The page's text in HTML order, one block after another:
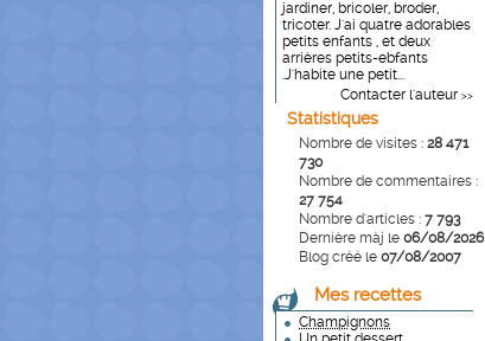
jardiner, bricoler, broder,
tricoter. J'ai quatre adorables
petits enfants , et deux
arrières petits-ebfants
.J'habite une petit...
Contacter l'auteur >>
Statistiques
Nombre de visites : 28 471
730
Nombre de commentaires :
27 754
Nombre d'articles : 7 793
Dernière màj le 06/08/2026
Blog créé le 07/08/2007
Mes recettes
Champignons